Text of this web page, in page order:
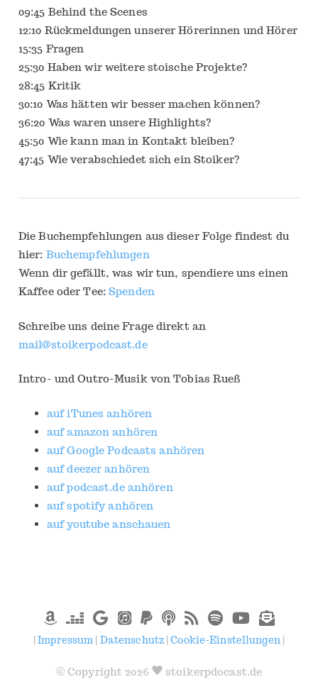
09:45 Behind the Scenes
12:10 Rückmeldungen unserer Hörerinnen und Hörer
15:35 Fragen
25:30 Haben wir weitere stoische Projekte?
28:45 Kritik
30:10 Was hätten wir besser machen können?
36:20 Was waren unsere Highlights?
45:50 Wie kann man in Kontakt bleiben?
47:45 Wie verabschiedet sich ein Stoiker?
Die Buchempfehlungen aus dieser Folge findest du
hier: Buchempfehlungen
Wenn dir gefällt, was wir tun, spendiere uns einen
Kaffee oder Tee:Spenden
Schreibe uns deine Frage direkt an
mail@stoikerpodcast.de
Intro- und Outro-Musik von Tobias Rueß
auf iTunes anhören
auf amazon anhören
auf Google Podcasts anhören
auf deezer anhören
auf podcast.de anhören
auf spotify anhören
auf youtube anschauen
|Impressum | Datenschutz |Cookie-Einstellungen|
© Copyright 2026 stoikerpdocast.de